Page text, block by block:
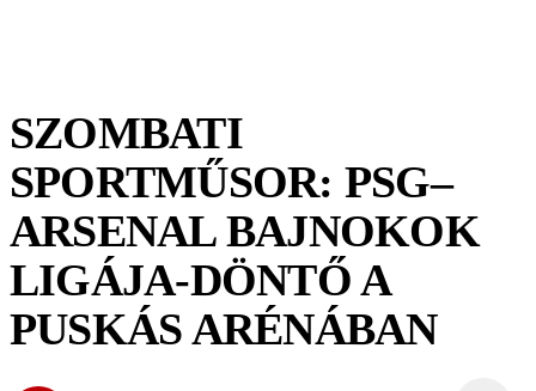
SZOMBATI
SPORTMŰSOR: PSG–
ARSENAL BAJNOKOK
LIGÁJA-DÖNTŐ A
PUSKÁS ARÉNÁBAN